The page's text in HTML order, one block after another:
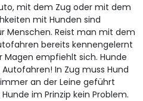
mit dem Zug oder mit dem
mit Hunden sind
Menschen. Reist man mit dem
bereits kennengelernt
empfiehlt sich. Hunde
In Zug muss Hund
an der Leine geführt
im Prinzip kein Problem.